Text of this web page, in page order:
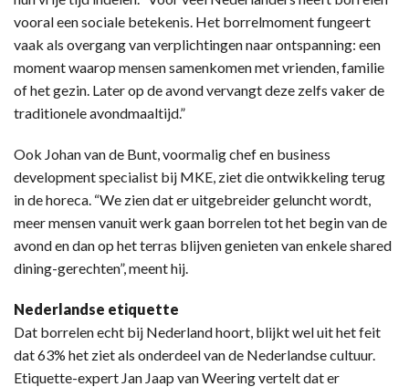
vooral een sociale betekenis. Het borrelmoment fungeert
vaak als overgang van verplichtingen naar ontspanning: een
moment waarop mensen samenkomen met vrienden, familie
of het gezin. Later op de avond vervangt deze zelfs vaker de
traditionele avondmaaltijd.”
Ook Johan van de Bunt, voormalig chef en business
development specialist bij MKE, ziet die ontwikkeling terug
in de horeca. “We zien dat er uitgebreider geluncht wordt,
meer mensen vanuit werk gaan borrelen tot het begin van de
avond en dan op het terras blijven genieten van enkele shared
dining-gerechten”, meent hij.
Nederlandse etiquette
Dat borrelen echt bij Nederland hoort, blijkt wel uit het feit
dat 63% het ziet als onderdeel van de Nederlandse cultuur.
Etiquette-expert Jan Jaap van Weering vertelt dat er